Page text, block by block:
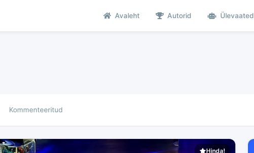
Avaleht Autorid Ülevaated
Kommenteeritud
Hinda!